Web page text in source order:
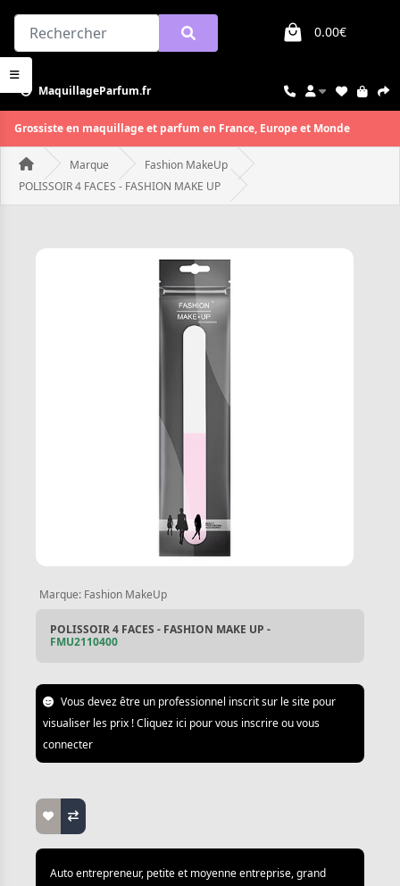
0.00€
MaquillageParfum.fr
Grossiste en maquillage et parfum en France, Europe et Monde
Marque
Fashion MakeUp
POLISSOIR 4 FACES - FASHION MAKE UP
Marque: Fashion MakeUp
POLISSOIR 4 FACES - FASHION MAKE UP -
FMU2110400
Vous devez être un professionnel inscrit sur le site pour
visualiser les prix ! Cliquez ici pour vous inscrire ou vous
connecter
Auto entrepreneur, petite et moyenne entreprise, grand